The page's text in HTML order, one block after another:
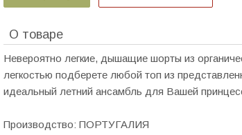
О товаре
Невероятно легкие, дышащие шорты из
легкостью подберете любой топ из
идеальный летний ансамбль для Вашей
Производство: ПОРТУГАЛИЯ